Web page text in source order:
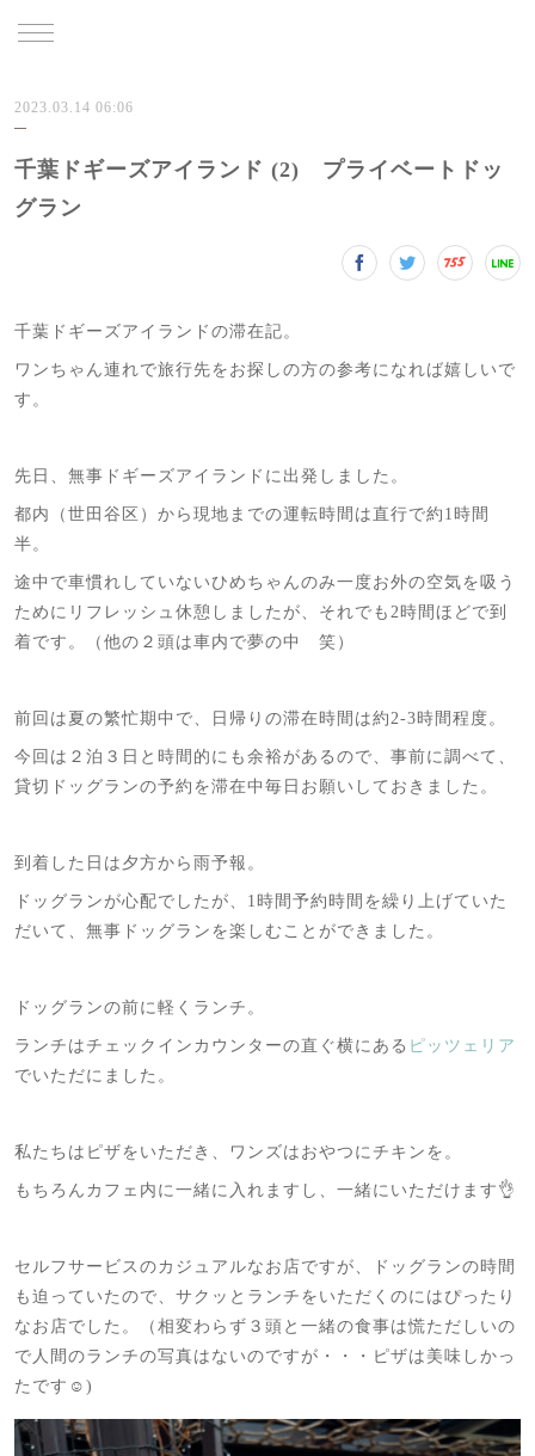
2023.03.14 06:06
千葉ドギーズアイランド (2) プライベートドッ
グラン
千葉ドギーズアイランドの滞在記。
ワンちゃん連れで旅行先をお探しの方の参考になれば嬉しいで
す。
先日、無事ドギーズアイランドに出発しました。
都内（世田谷区）から現地までの運転時間は直行で約1時間
半。
途中で車慣れしていないひめちゃんのみ一度お外の空気を吸う
ためにリフレッシュ休憩しましたが、それでも2時間ほどで到
着です。（他の２頭は車内で夢の中 笑）
前回は夏の繁忙期中で、日帰りの滞在時間は約2-3時間程度。
今回は２泊３日と時間的にも余裕があるので、事前に調べて、
貸切ドッグランの予約を滞在中毎日お願いしておきました。
到着した日は夕方から雨予報。
ドッグランが心配でしたが、1時間予約時間を繰り上げていた
だいて、無事ドッグランを楽しむことができました。
ドッグランの前に軽くランチ。
ランチはチェックインカウンターの直ぐ横にある ピッツェリア
でいただにました。
私たちはピザをいただき、ワンズはおやつにチキンを。
もちろんカフェ内に一緒に入れますし、一緒にいただけます👌
セルフサービスのカジュアルなお店ですが、ドッグランの時間
も迫っていたので、サクッとランチをいただくのにはぴったり
なお店でした。（相変わらず３頭と一緒の食事は慌ただしいの
で人間のランチの写真はないのですが・・・ピザは美味しかっ
たです☺️)